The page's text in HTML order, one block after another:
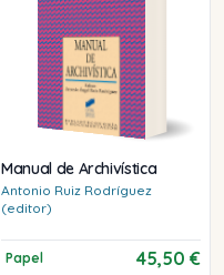
Manual de Archivística
Antonio Ruiz Rodríguez
(editor)
Papel 45,50 €